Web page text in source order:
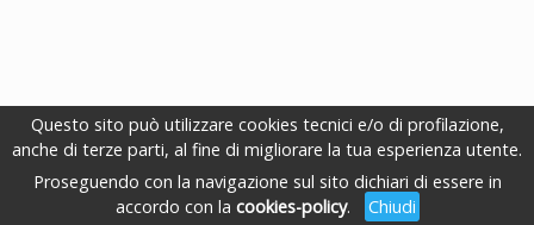
Questo sito può utilizzare cookies tecnici e/o di profilazione,
anche di terze parti, al fine di migliorare la tua esperienza utente.
Proseguendo con la navigazione sul sito dichiari di essere in
accordo con la cookies-policy. Chiudi